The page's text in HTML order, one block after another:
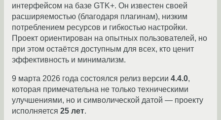
интерфейсом на базе GTK+. Он известен своей
расширяемостью (благодаря плагинам), низким
потреблением ресурсов и гибкостью настройки.
Проект ориентирован на опытных пользователей, но
при этом остаётся доступным для всех, кто ценит
эффективность и минимализм.
9 марта 2026 года состоялся релиз версии 4.4.0,
которая примечательна не только техническими
улучшениями, но и символической датой — проекту
исполняется 25 лет.